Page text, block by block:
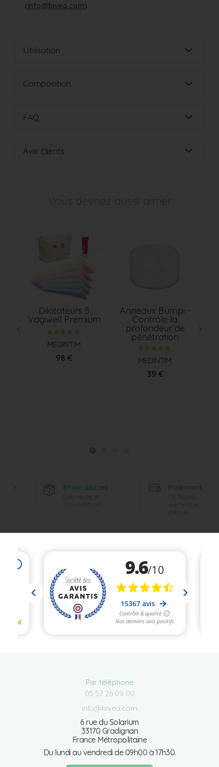
(info@bivea.com).
Utilisation
Composition
FAQ
Avis clients
Vous devriez aussi aimer
Dilatateurs 5
Vagiwell Premium
MEDINTIM
Prix
98 €
Anneaux Bumpi -
Contrôle la
profondeur de
pénétration
MEDINTIM
Prix
39 €
Envoi discret
Colis neutre et
sans mentions
Paiement
virements et
Par téléphone
05 57 26 09 00
info@bivea.com
6 rue du Solarium
33170 Gradignan
France Métropolitaine
Du lundi au vendredi de 09h00 à 17h30.